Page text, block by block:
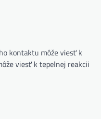
kontaktu môže viesť k
viesť k tepelnej reakcii